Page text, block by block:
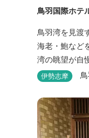
鳥羽国際ホテ
鳥羽湾を見渡
海老・鮑など
湾の眺望が自
の賓客を数多
ラウンジアク
イート・クラ
ト、ザ・ロビ
伊勢志摩